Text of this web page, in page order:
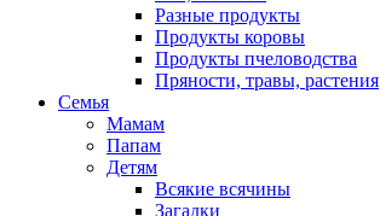
Разные продукты
Продукты коровы
Продукты пчеловодства
Пряности, травы, растения
Семья
Мамам
Папам
Детям
Всякие всячины
Загадки